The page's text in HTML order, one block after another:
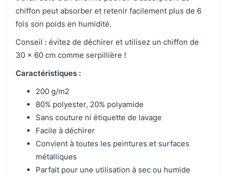
chiffon peut absorber et retenir facilement plus de 6
fois son poids en humidité.
Conseil : évitez de déchirer et utilisez un chiffon de
30 x 60 cm comme serpillière !
Caractéristiques :
200 g/m2
80% polyester, 20% polyamide
Sans couture ni étiquette de lavage
Facile à déchirer
Convient à toutes les peintures et surfaces
métalliques
Parfait pour une utilisation à sec ou humide